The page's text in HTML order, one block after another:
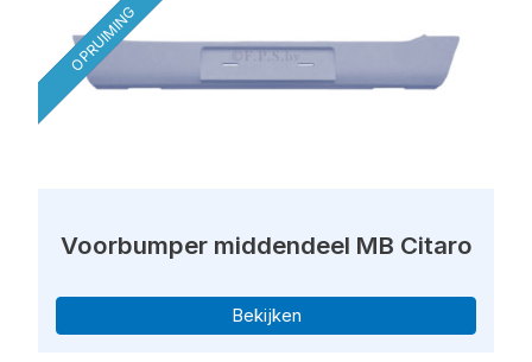
OPRUIMING
Voorbumper middendeel MB Citaro
Bekijken